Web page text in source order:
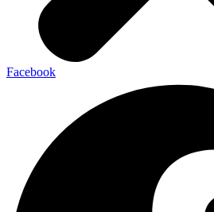
Facebook